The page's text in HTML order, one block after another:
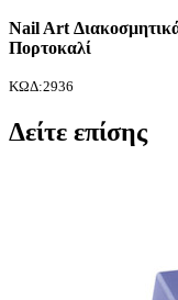
Nail Art
Πορτοκαλί
ΚΩΔ:2936
Δείτε επίσης